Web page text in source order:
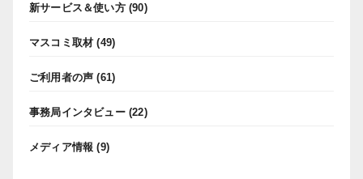
新サービス＆使い方(90)
マスコミ取材 (49)
ご利用者の声 (61)
事務局インタビュー(22)
メディア情報 (9)